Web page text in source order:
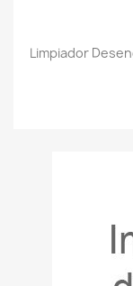
Limpiador